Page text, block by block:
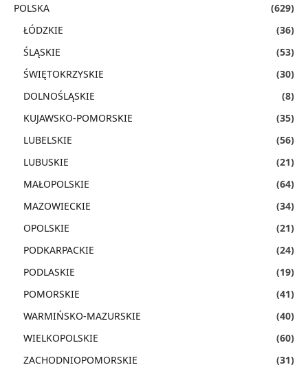
POLSKA
(629)
ŁÓDZKIE
(36)
ŚLĄSKIE
(53)
ŚWIĘTOKRZYSKIE
(30)
DOLNOŚLĄSKIE
(8)
KUJAWSKO-POMORSKIE
(35)
LUBELSKIE
(56)
LUBUSKIE
(21)
MAŁOPOLSKIE
(64)
MAZOWIECKIE
(34)
OPOLSKIE
(21)
PODKARPACKIE
(24)
PODLASKIE
(19)
POMORSKIE
(41)
WARMIŃSKO-MAZURSKIE
(40)
WIELKOPOLSKIE
(60)
ZACHODNIOPOMORSKIE
(31)